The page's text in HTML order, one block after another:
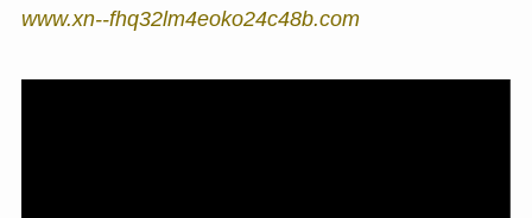
www.xn--fhq32lm4eoko24c48b.com